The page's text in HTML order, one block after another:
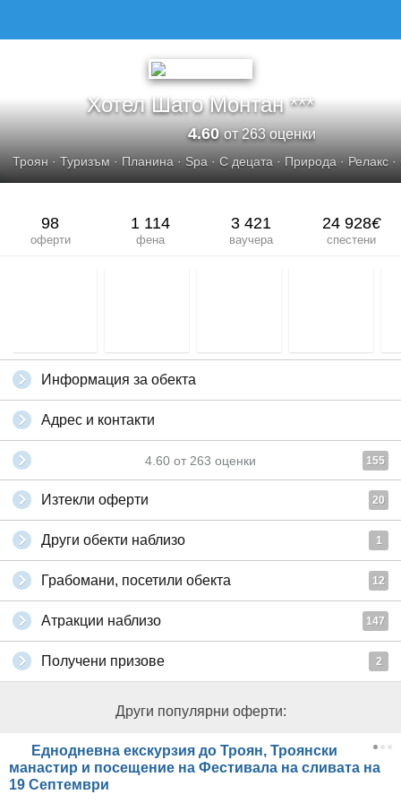
Хотел Шато Монтан ***
4.60от 263 оценки
Троян · Туризъм · Планина · Spa · С децата · Природа · Релакс ·
98
оферти
1 114
фена
3 421
ваучера
24 928€
спестени
Информация за обекта
Адрес и контакти
4.60 от 263 оценки 155
Изтекли оферти 20
Други обекти наблизо 1
Грабомани, посетили обекта 12
Атракции наблизо 147
Получени призове 2
Други популярни оферти:
Еднодневна екскурзия до Троян, Троянски
манастир и посещение на Фестивала на сливата на
19 Септември